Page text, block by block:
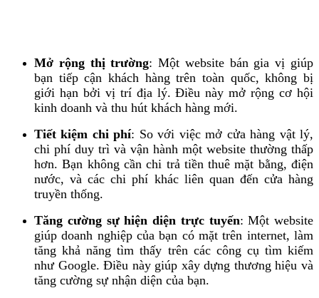
Mở rộng thị trường: Một website bán gia vị giúp
bạn tiếp cận khách hàng trên toàn quốc, không bị
giới hạn bởi vị trí địa lý. Điều này mở rộng cơ hội
kinh doanh và thu hút khách hàng mới.
Tiết kiệm chi phí: So với việc mở cửa hàng vật lý,
chi phí duy trì và vận hành một website thường thấp
hơn. Bạn không cần chi trả tiền thuê mặt bằng, điện
nước, và các chi phí khác liên quan đến cửa hàng
truyền thống.
Tăng cường sự hiện diện trực tuyến: Một website
giúp doanh nghiệp của bạn có mặt trên internet, làm
tăng khả năng tìm thấy trên các công cụ tìm kiếm
như Google. Điều này giúp xây dựng thương hiệu và
tăng cường sự nhận diện của bạn.